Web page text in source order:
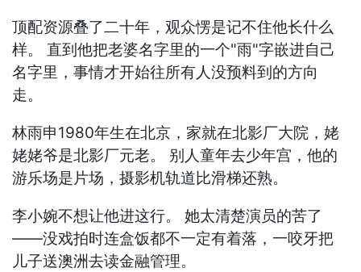
顶配资源叠了二十年，观众愣是记不住他长什么
样。 直到他把老婆名字里的一个"雨"字嵌进自己
名字里，事情才开始往所有人没预料到的方向
走。
林雨申1980年生在北京，家就在北影厂大院，姥
姥姥爷是北影厂元老。 别人童年去少年宫，他的
游乐场是片场，摄影机轨道比滑梯还熟。
李小婉不想让他进这行。 她太清楚演员的苦了
——没戏拍时连盒饭都不一定有着落，一咬牙把
儿子送澳洲去读金融管理。